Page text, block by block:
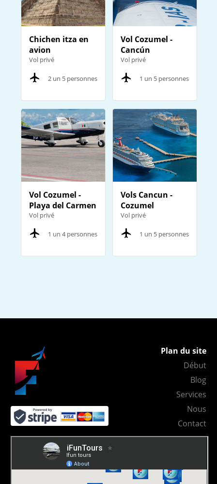
Chichen itza en
avion
Vol privé
2 un 5 personnes
Vol Cozumel -
Cancún
Vol privé
1 un 5 personnes
Vol Cozumel -
Playa del Carmen
Vol privé
1 un 4 personnes
Vols Cancun -
Cozumel
Vol privé
1 un 5 personnes
Plan du site
Début
Blog
Services
Nous
Contact